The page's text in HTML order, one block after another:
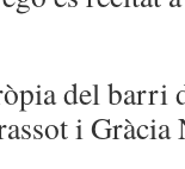
del barri
i Gràcia